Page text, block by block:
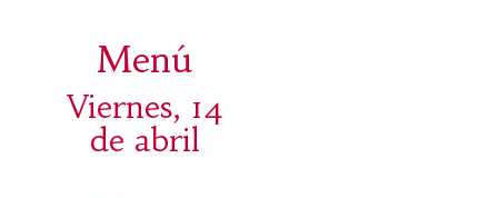
Menú
Viernes, 14
de abril